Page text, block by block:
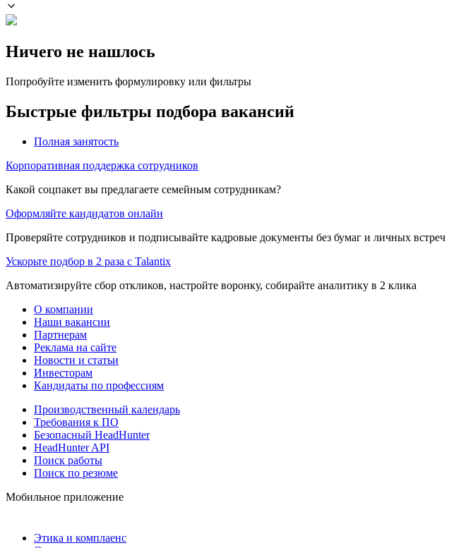
Ничего не нашлось
Попробуйте изменить формулировку или фильтры
Быстрые фильтры подбора вакансий
Полная занятость
Корпоративная поддержка сотрудников
Какой соцпакет вы предлагаете семейным сотрудникам?
Оформляйте кандидатов онлайн
Проверяйте сотрудников и подписывайте кадровые документы без бумаг и личных встреч
Ускорьте подбор в 2 раза с Talantix
Автоматизируйте сбор откликов, настройте воронку, собирайте аналитику в 2 клика
О компании
Наши вакансии
Партнерам
Реклама на сайте
Новости и статьи
Инвесторам
Кандидаты по профессиям
Производственный календарь
Требования к ПО
Безопасный HeadHunter
HeadHunter API
Поиск работы
Поиск по резюме
Мобильное приложение
Этика и комплаенс